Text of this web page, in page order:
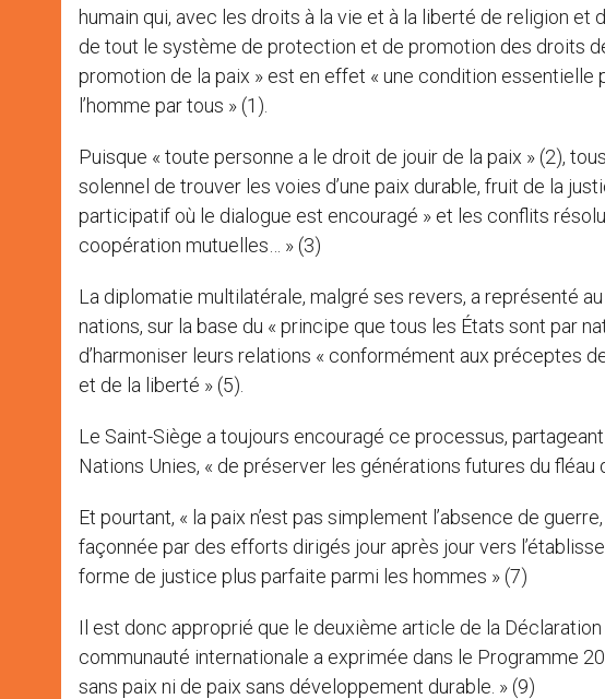
humain qui, avec les droits à la vie et à la liberté de religion
de tout le système de protection et de promotion des droits
promotion de la paix » est en effet « une condition
l’homme par tous » (1).
Puisque « toute personne a le droit de jouir de la paix » (2),
solennel de trouver les voies d’une paix durable, fruit de la
participatif où le dialogue est encouragé » et les conflits
coopération mutuelles… » (3)
La diplomatie multilatérale, malgré ses revers, a représenté
nations, sur la base du « principe que tous les États sont par
d’harmoniser leurs relations « conformément aux préceptes
et de la liberté » (5).
Le Saint-Siège a toujours encouragé ce processus,
Nations Unies, « de préserver les générations futures du fléau
Et pourtant, « la paix n’est pas simplement l’absence de
façonnée par des efforts dirigés jour après jour vers
forme de justice plus parfaite parmi les hommes » (7)
Il est donc approprié que le deuxième article de la
communauté internationale a exprimée dans le Programme
sans paix ni de paix sans développement durable. » (9)